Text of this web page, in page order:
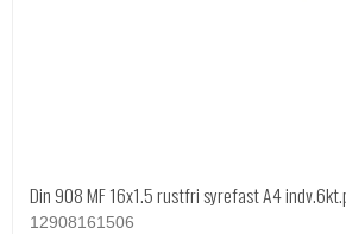
Din 908 MF 16x1.5 rustfri syrefast A4
12908161506